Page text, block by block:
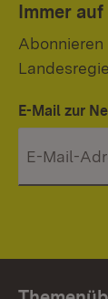
Immer
E-Mail zur